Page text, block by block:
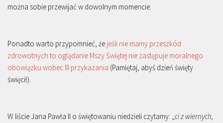
można sobie przewijać w dowolnym momencie.
Ponadto warto przypomnieć, że jeśli nie mamy przeszkód
zdrowotnych to oglądanie Mszy Świętej nie zastępuje moralnego
obowiązku wobec III przykazania (Pamiętaj, abyś dzień święty
święcił).
W liście Jana Pawła II o świętowaniu niedzieli czytamy: „ci z wiernych,